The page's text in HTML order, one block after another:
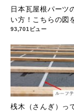
日本瓦屋根パーツ
い方！こちらの図
93,701ビュー
桟木（さんぎ）